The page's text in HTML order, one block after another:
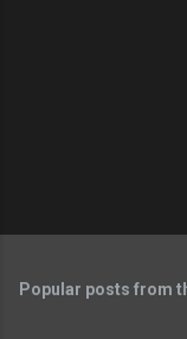
Popular posts from